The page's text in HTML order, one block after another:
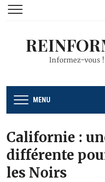
Informez-vous
MENU
Californie :
différente
les Noirs